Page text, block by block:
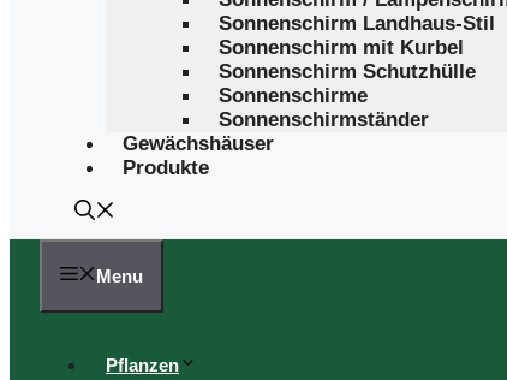
Sonnenschirm Landhaus-Stil
Sonnenschirm mit Kurbel
Sonnenschirm Schutzhülle
Sonnenschirme
Sonnenschirmständer
Gewächshäuser
Produkte
Menu
Pflanzen